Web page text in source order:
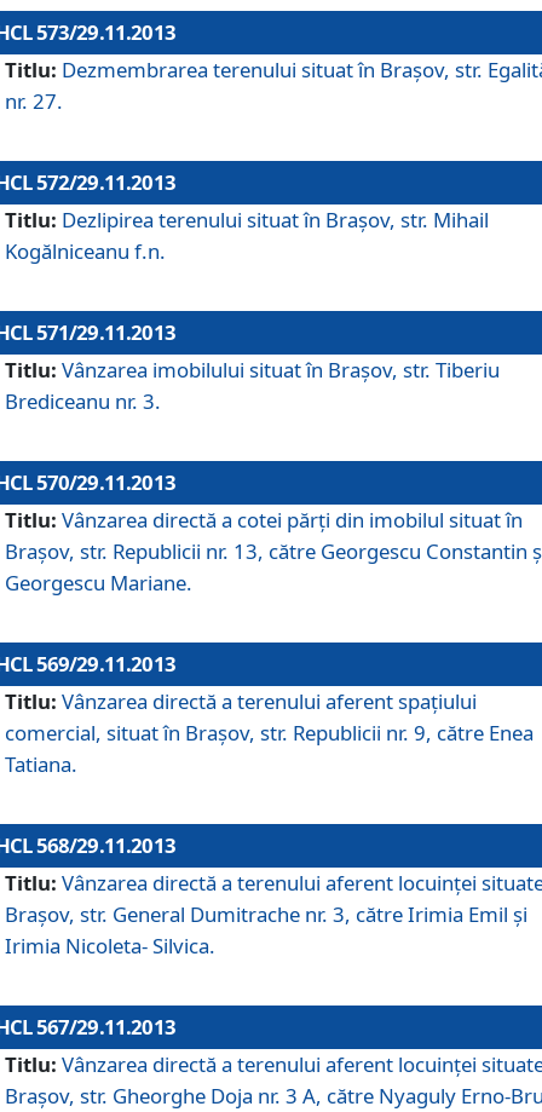
573/29.11.2013
Titlu: Dezmembrarea terenului situat în Braşov, str.
nr. 27.
572/29.11.2013
Titlu: Dezlipirea terenului situat în Braşov, str. Mihail
Kogălniceanu f.n.
571/29.11.2013
Titlu: Vânzarea imobilului situat în Braşov, str. Tiberiu
Brediceanu nr. 3.
570/29.11.2013
Titlu: Vânzarea directă a cotei părţi din imobilul situat în
Braşov, str. Republicii nr. 13, către Georgescu Constantin
Georgescu Mariane.
569/29.11.2013
Titlu: Vânzarea directă a terenului aferent spaţiului
comercial, situat în Braşov, str. Republicii nr. 9, către Enea
Tatiana.
568/29.11.2013
Titlu: Vânzarea directă a terenului aferent locuinţei
Braşov, str. General Dumitrache nr. 3, către Irimia Emil şi
Irimia Nicoleta- Silvica.
567/29.11.2013
Titlu: Vânzarea directă a terenului aferent locuinţei
Braşov, str. Gheorghe Doja nr. 3 A, către Nyaguly Erno-